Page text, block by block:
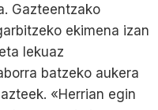
Gazteentzako
ekimena izan
lekuaz
batzeko aukera
«Herrian egin